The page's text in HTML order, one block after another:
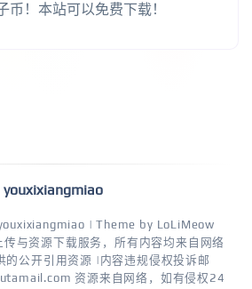
币！本站可以免费下载！
youxixiangmiao
| Theme by LoLiMeow
与资源下载服务，所有内容均来自网络
的公开引用资源 |内容违规侵权投诉邮
资源来自网络，如有侵权24